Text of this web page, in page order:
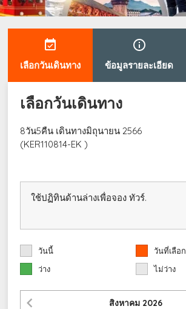
event_available
เลือกวันเดินทาง
info_outline
ข้อมูลรายละเอียด
เลือกวันเดินทาง
8วัน5คืน เดินทางมิถุนายน 2566
(KER110814-EK )
ใช้ปฏิทินด้านล่างเพื่อจอง ทัวร์.
วันนี้
วันที่เลือก
ว่าง
ไม่ว่าง
สิงหาคม 2026